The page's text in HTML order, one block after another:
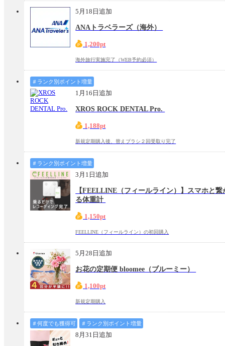
5月18日追加
ANAトラベラーズ（海外）
1,200pt
海外旅行実施完了（WEB予約必須）
＃ランク別ポイント増量
1月16日追加
XROS ROCK DENTAL Pro.
1,188pt
新規定期購入後、替えブラシ２回受取り完了
＃ランク別ポイント増量
3月1日追加
【FEELLINE（フィールライン）】スマホと繋
る体重計
1,150pt
FEELLINE（フィールライン）の初回購入
5月28日追加
お花の定期便 bloomee（ブルーミー）
1,100pt
新規定期購入
＃何度でも獲得可 ＃ランク別ポイント増量
8月31日追加